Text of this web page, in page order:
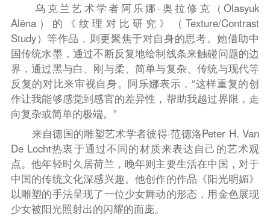
乌克兰艺术学者阿乐娜·奥拉修克（Olasyuk
Alëna）的《纹理对比研究》（Texture/Contrast
Study）等作品，则更聚焦于对自身的思考。她借助中
国传统水墨，通过不断反复地绘制线条来触碰问题的边
界，通过黑与白 、 刚与柔、简单与复杂、传统与现代等
反复的对比来审视自身。阿乐娜表示，“这样重复的创
作让我能够感觉到感官的差异性，帮助我越过界限，走
向复杂或简单的极端。”
来自德国的雕塑艺术学者彼得·范德洛Peter H.Van
De Locht热衷于通过不同的材质来表达自己的艺术观
点。他年轻时久居荷兰，晚年则主要生活在中国，对于
中国的传统文化深感兴趣。他创作的作品《阳光明媚》
以雕塑的手法呈现了一位少女舞动的形态，用金色展现
少女被阳光照射出的闪耀的面庞。